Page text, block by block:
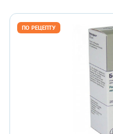
ПО РЕЦЕПТУ